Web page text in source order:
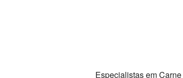
Especialistas em